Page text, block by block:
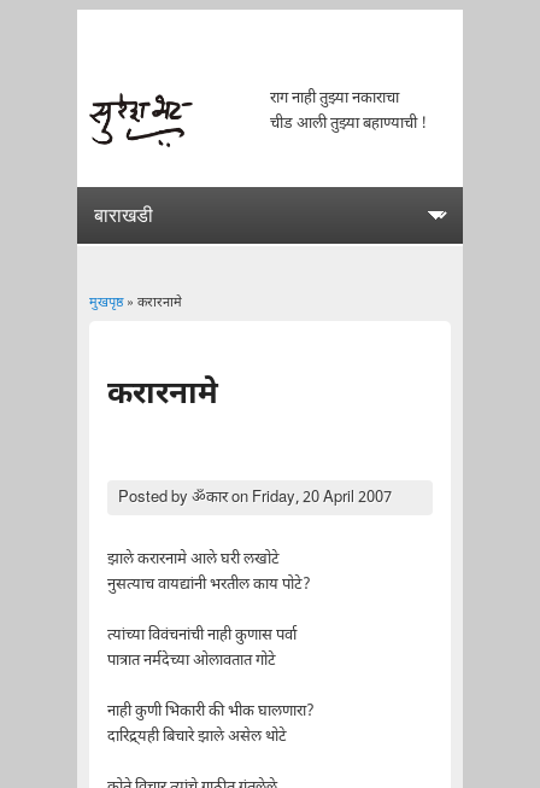
राग नाही तुझ्या नकाराचा
चीड आली तुझ्या बहाण्याची !
मुखपृष्ठ» करारनामे
करारनामे
Posted byॐकारon Friday, 20 April 2007
झाले करारनामे आले घरी लखोटे
नुसत्याच वायद्यांनी भरतील काय पोटे?
त्यांच्या विवंचनांची नाही कुणास पर्वा
पात्रात नर्मदेच्या ओलावतात गोटे
नाही कुणी भिकारी की भीक घालणारा?
दारिद्र्यही बिचारे झाले असेल थोटे